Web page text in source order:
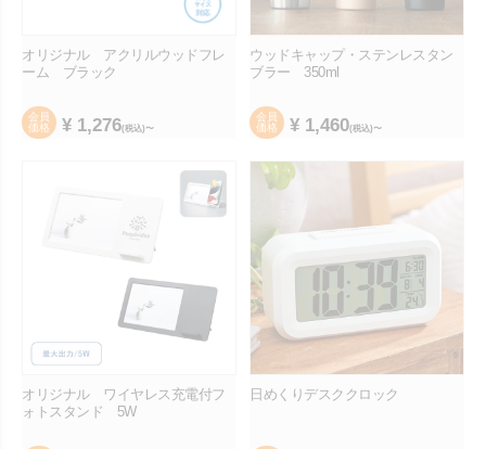
オリジナル アクリルウッドフレ
ーム ブラック
会員
価格
¥ 1,276(税込)〜
ウッドキャップ・ステンレスタン
ブラー 350ml
会員
価格
¥ 1,460(税込)〜
オリジナル ワイヤレス充電付フ
ォトスタンド 5W
日めくりデスククロック